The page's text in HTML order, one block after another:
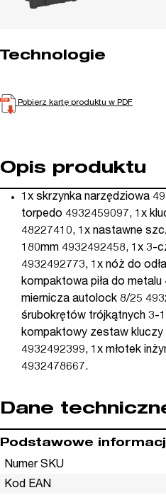
Technologie
Pobierz kartę produktu w PDF
Opis produktu
1x skrzynka narzędziowa
torpedo 4932459097, 1x
48227410, 1x nastawne
180mm 4932492458, 1x
4932492773, 1x nóż do
kompaktowa piła do
miernicza autolock 8/25
śrubokrętów trójkątnych 3-
kompaktowy zestaw
4932492399, 1x młotek
4932478667.
Dane
Podstawowe
Numer SKU
Kod EAN